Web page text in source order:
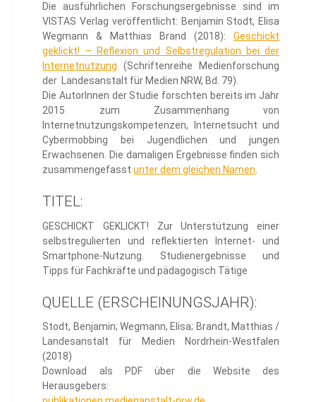
Die ausführlichen Forschungsergebnisse sind im
VISTAS Verlag veröffentlicht: Benjamin Stodt, Elisa
Wegmann & Matthias Brand (2018):Geschickt
geklickt! – Reflexion und Selbstregulation bei der
Internetnutzung (Schriftenreihe Medienforschung
der Landesanstalt für Medien NRW, Bd. 79).
Die AutorInnen der Studie forschten bereits im Jahr
2015 zum Zusammenhang von
Internetnutzungskompetenzen, Internetsucht und
Cybermobbing bei Jugendlichen und jungen
Erwachsenen. Die damaligen Ergebnisse finden sich
zusammengefasstunter dem gleichen Namen.
TITEL:
GESCHICKT GEKLICKT! Zur Unterstützung einer
selbstregulierten und reflektierten Internet- und
Smartphone-Nutzung. Studienergebnisse und
Tipps für Fachkräfte und pädagogisch Tätige
QUELLE (ERSCHEINUNGSJAHR):
Stodt, Benjamin; Wegmann, Elisa; Brandt, Matthias /
Landesanstalt für Medien Nordrhein-Westfalen
(2018)
Download als PDF über die Website des
Herausgebers: